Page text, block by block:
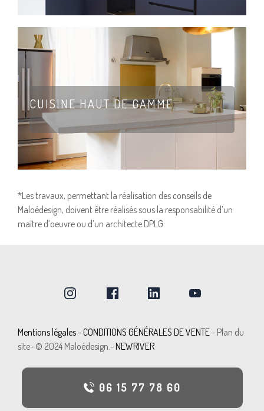
CUISINE HAUT DE GAMME
*Les travaux, permettant la réalisation des conseils de
Maloédesign, doivent être réalisés sous la responsabilité d’un
maître d’oeuvre ou d’un architecte DPLG.
Mentions légales-CONDITIONS GÉNÉRALES DE VENTE- Plan du
site- © 2024 Maloédesign.-NEWRIVER
06 15 77 78 60